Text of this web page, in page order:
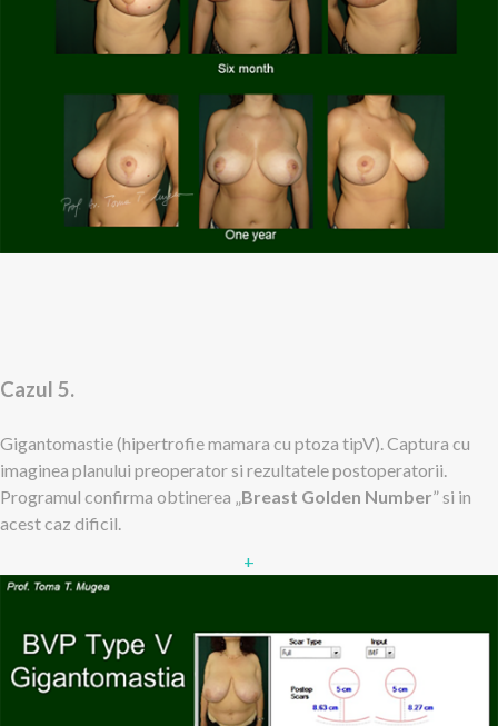
Cazul 5.
Gigantomastie (hipertrofie mamara cu ptoza tipV). Captura cu
imaginea planului preoperator si rezultatele postoperatorii.
Programul confirma obtinerea „Breast Golden Number” si in
acest caz dificil.
+